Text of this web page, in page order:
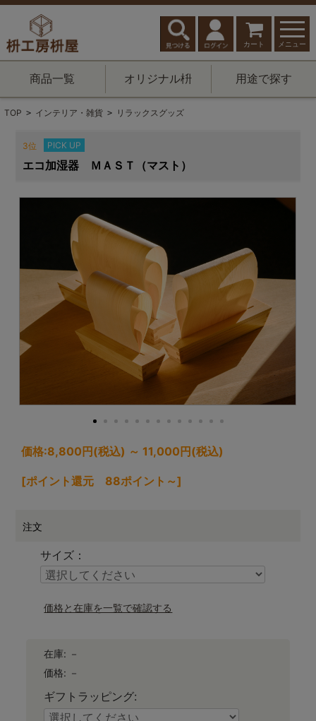
カート メニュー
商品一覧 オリジナル枡 用途で探す
TOP > インテリア・雑貨 > リラックスグッズ
3位 PICK UP
エコ加湿器 ＭＡＳＴ（マスト）
価格:8,800円(税込) ～ 11,000円(税込)
[ポイント還元 88ポイント～]
注文
サイズ：
価格と在庫を一覧で確認する
在庫: －
価格: －
ギフトラッピング: